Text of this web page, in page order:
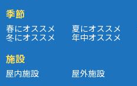
季節
春にオススメ 夏にオススメ
冬にオススメ 年中オススメ
施設
屋内施設 屋外施設